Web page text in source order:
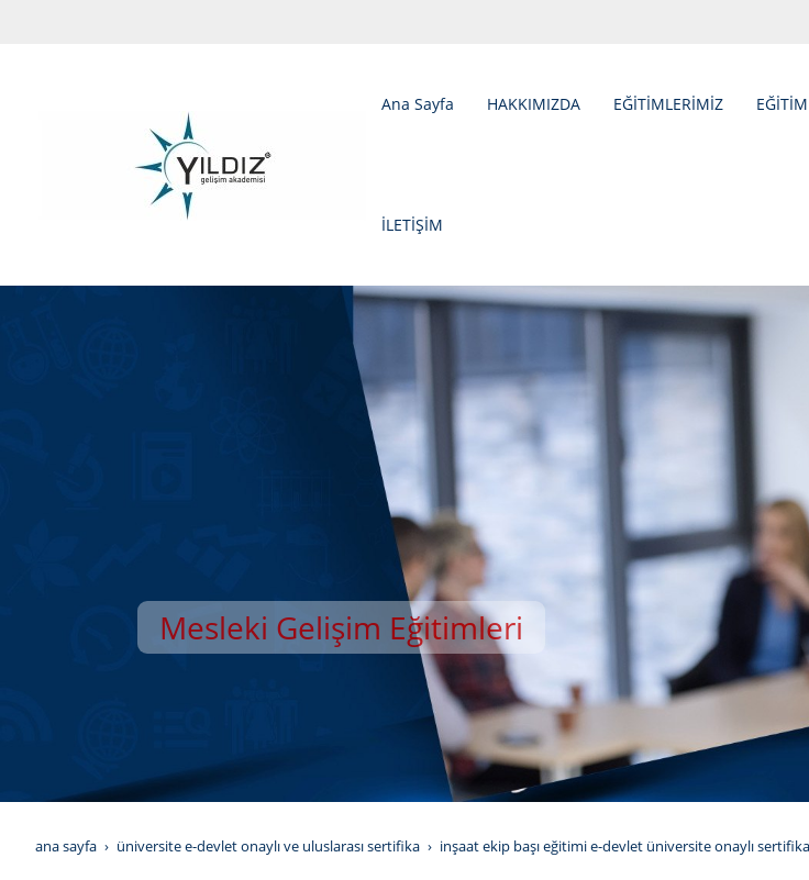
Ana Sayfa HAKKIMIZDA EĞİTİMLERİMİZ
İLETİŞİM
Mesleki Gelişim Eğitimleri
YILDIZ GELİŞİM AKADEMİSİ
ana sayfa üniversite e-devlet onaylı ve uluslarası sertifika i̇nşaat ekip başı eğitimi e-devlet üniversite onaylı sertifika